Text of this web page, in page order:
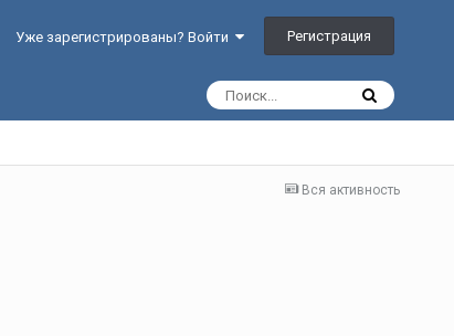
Уже зарегистрированы? Войти Регистрация
Вся активность